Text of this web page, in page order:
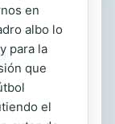
en
albo lo
para la
que
el